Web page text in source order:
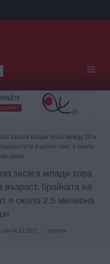
засяга млади хора между 20 и
в целия свят е около
души
засяга млади хора
бройката на
е около 2.5 милиона
на 04.12.2017 Новини